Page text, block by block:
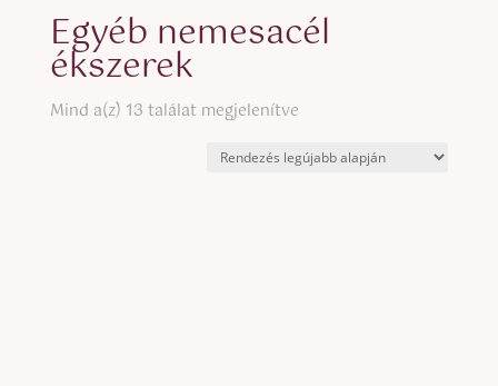
Egyéb nemesacél
ékszerek
Mind a(z) 13 találat megjelenítveSorted
latest